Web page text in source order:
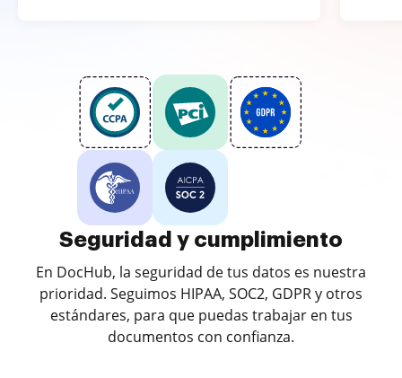
Seguridad y cumplimiento
En DocHub, la seguridad de tus datos es nuestra
prioridad. Seguimos HIPAA, SOC2, GDPR y otros
estándares, para que puedas trabajar en tus
documentos con confianza.